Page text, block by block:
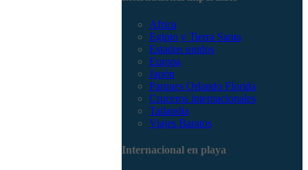
Africa
Egipto y Tierra Santa
Estados unidos
Europa
Japón
Parques Orlando Florida
Cruceros internacionales
Tailandia
Viajes Baratos
Internacional en playa